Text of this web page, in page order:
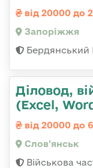
від 20000 до
Запоріжжя
Діловод,
(Excel,
від 20000 до
Слов'янськ
Військова